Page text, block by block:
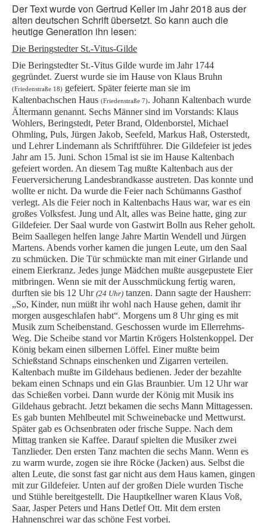
Der Text wurde von Gertrud Keller im Jahr 2018 aus der
alten deutschen Schrift übersetzt. So kann auch die
heutige Generation ihn lesen:
Die Beringstedter St.-Vitus-Gilde
Die Beringstedter St.-Vitus Gilde wurde im Jahr 1744
gegründet. Zuerst wurde sie im Hause von Klaus Bruhn
(Friedenstraße 18) gefeiert. Später feierte man sie im
Kaltenbachschen Haus (Friedenstraße 7). Johann Kaltenbach wurde
Ältermann genannt. Sechs Männer sind im Vorstands: Klaus
Wohlers, Beringstedt, Peter Brand, Oldenborstel, Michael
Ohmling, Puls, Jürgen Jakob, Seefeld, Markus Haß, Osterstedt,
und Lehrer Lindemann als Schriftführer. Die Gildefeier ist jedes
Jahr am 15. Juni. Schon 15mal ist sie im Hause Kaltenbach
gefeiert worden. An diesem Tag mußte Kaltenbach aus der
Feuerversicherung Landesbrandkasse austreten. Das konnte und
wollte er nicht. Da wurde die Feier nach Schümanns Gasthof
verlegt. Als die Feier noch in Kaltenbachs Haus war, war es ein
großes Volksfest. Jung und Alt, alles was Beine hatte, ging zur
Gildefeier. Der Saal wurde von Gastwirt Bolln aus Reher geholt.
Beim Saallegen helfen lange Jahre Martin Wendell und Jürgen
Martens. Abends vorher kamen die jungen Leute, um den Saal
zu schmücken. Die Tür schmückte man mit einer Girlande und
einem Eierkranz. Jedes junge Mädchen mußte ausgepustete Eier
mitbringen. Wenn sie mit der Ausschmückung fertig waren,
durften sie bis 12 Uhr (24 Uhr) tanzen. Dann sagte der Hausherr:
„So, Kinder, nun müßt ihr wohl nach Hause gehen, damit ihr
morgen ausgeschlafen habt“. Morgens um 8 Uhr ging es mit
Musik zum Scheibenstand. Geschossen wurde im Ellerrehms-
Weg. Die Scheibe stand vor Martin Krögers Holstenkoppel. Der
König bekam einen silbernen Löffel. Einer mußte beim
Schießstand Schnaps einschenken und Zigarren verteilen.
Kaltenbach mußte im Gildehaus bedienen. Jeder der bezahlte
bekam einen Schnaps und ein Glas Braunbier. Um 12 Uhr war
das Schießen vorbei. Dann wurde der König mit Musik ins
Gildehaus gebracht. Jetzt bekamen die sechs Mann Mittagessen.
Es gab bunten Mehlbeutel mit Schweinebacke und Mettwurst.
Später gab es Ochsenbraten oder frische Suppe. Nach dem
Mittag tranken sie Kaffee. Darauf spielten die Musiker zwei
Tanzlieder. Den ersten Tanz machten die sechs Mann. Wenn es
zu warm wurde, zogen sie ihre Röcke (Jacken) aus. Selbst die
alten Leute, die sonst fast gar nicht aus dem Haus kamen, gingen
mit zur Gildefeier. Unten auf der großen Diele wurden Tische
und Stühle bereitgestellt. Die Hauptkellner waren Klaus Voß,
Saar, Jasper Peters und Hans Detlef Ott. Mit dem ersten
Hahnenschrei war das schöne Fest vorbei.